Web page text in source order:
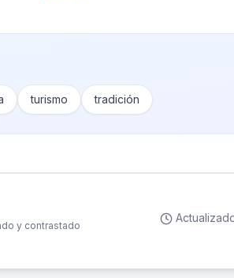
turismo tradición
y contrastado